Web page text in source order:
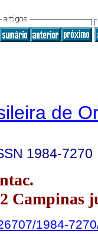
de
1984-7270
Campinas
1984-